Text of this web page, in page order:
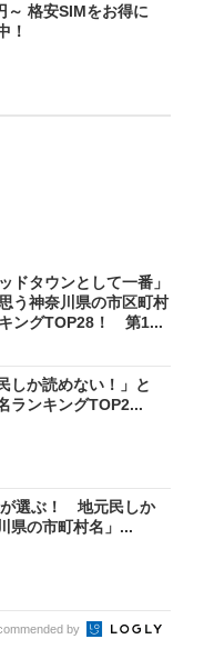
～ 格安SIMをお得に
！
ッドタウンとして一番」
う神奈川県の市区町村
ングTOP28！ 第1...
しか読めない！」と
ランキングTOP2...
が選ぶ！ 地元民しか
県の市町村名」...
by